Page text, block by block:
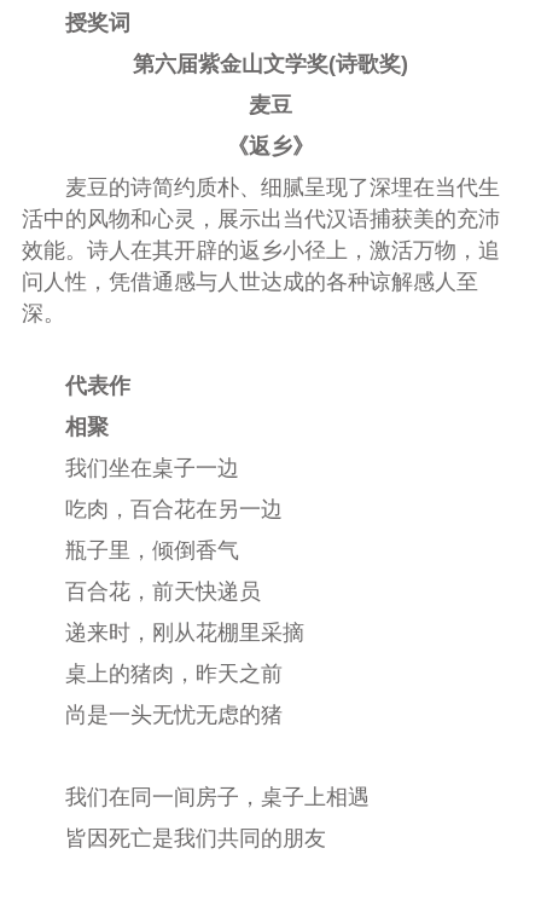
授奖词
第六届紫金山文学奖(诗歌奖)
麦豆
《返乡》
麦豆的诗简约质朴、细腻呈现了深埋在当代生
活中的风物和心灵，展示出当代汉语捕获美的充沛
效能。诗人在其开辟的返乡小径上，激活万物，追
问人性，凭借通感与人世达成的各种谅解感人至
深。
代表作
相聚
我们坐在桌子一边
吃肉，百合花在另一边
瓶子里，倾倒香气
百合花，前天快递员
递来时，刚从花棚里采摘
桌上的猪肉，昨天之前
尚是一头无忧无虑的猪
我们在同一间房子，桌子上相遇
皆因死亡是我们共同的朋友